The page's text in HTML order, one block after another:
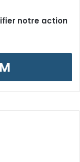
notre action